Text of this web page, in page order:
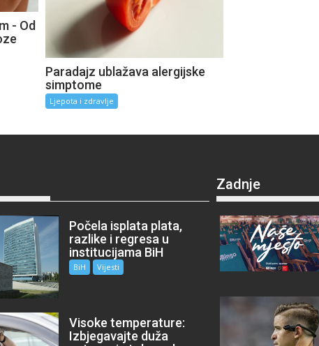
- Od
Paradajz ublažava alergijske
simptome
Ljepota i zdravlje
Počela isplata plata,
razlike i regresa u
institucijama BiH
BiH Vijesti
Visoke temperature:
Izbjegavajte duža
Zadnje